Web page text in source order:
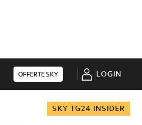
OFFERTE SKY LOGIN
SKY TG24 INSIDER